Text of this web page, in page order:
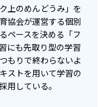
上のめんどうみ」を
協会が運営する個別
ペースを決める「フ
にも先取り型の学習
もりで終わらないよ
ストを用いて学習の
用している。